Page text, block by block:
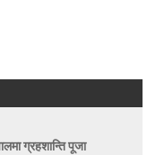
ग्रहशान्ति पूजा